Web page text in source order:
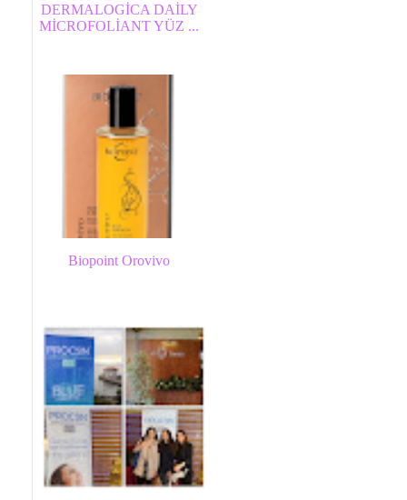
DERMALOGİCA DAİLY
MİCROFOLİANT YÜZ ...
Biopoint Orovivo